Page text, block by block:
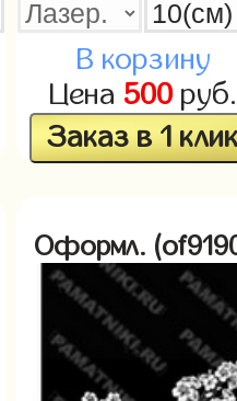
В корзину
Цена 500руб.
Заказ в 1
Оформл.